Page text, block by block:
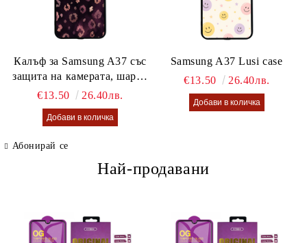
Калъф за Samsung A37 със
защита на камерата, шарен
калъф Lusi case
€13.50 26.40лв.
Samsung A37 Lusi case
€13.50
26.40лв.
Абонирай се
Най-продавани